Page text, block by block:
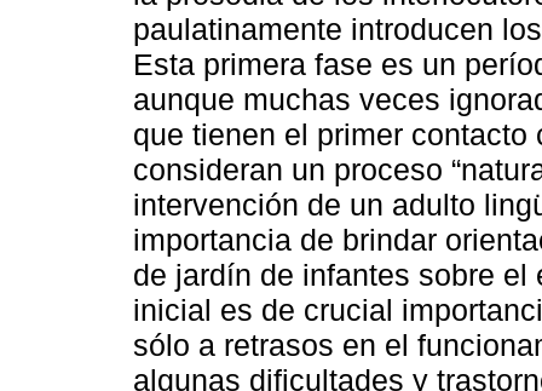
paulatinamente introducen
Esta primera fase es un
aunque muchas veces
que tienen el primer
consideran un proceso
intervención de un adulto
importancia de brindar
de jardín de infantes sobre
inicial es de crucial
sólo a retrasos en el
algunas dificultades y